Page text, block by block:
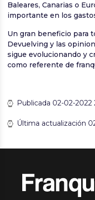
Baleares, Canarias o
importante en los
Un gran beneficio para
Devuelving y las
sigue evolucionando y
como referente de
Publicada 02-02-2022
Última actualización